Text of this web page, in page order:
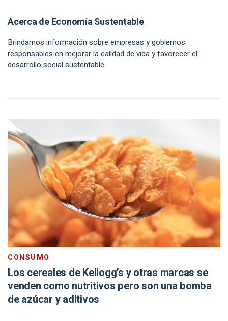
Acerca de Economía Sustentable
Brindamos información sobre empresas y gobiernos
responsables en mejorar la calidad de vida y favorecer el
desarrollo social sustentable.
CONSUMO
Los cereales de Kellogg’s y otras marcas se
venden como nutritivos pero son una bomba
de azúcar y aditivos